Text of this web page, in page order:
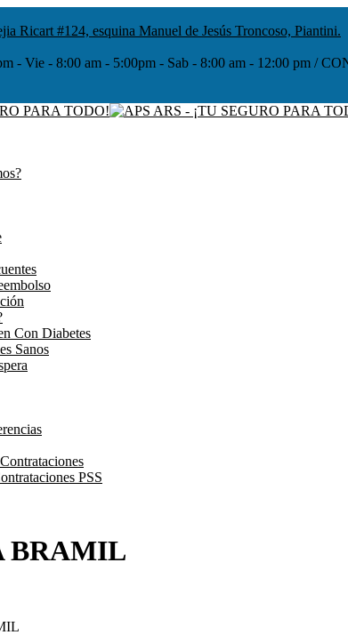
Ricart #124, esquina Manuel de Jesús Troncoso, Piantini.
- Vie - 8:00 am - 5:00pm - Sab - 8:00 am - 12:00 pm /
Con Diabetes
Sanos
PSS
BRAMIL